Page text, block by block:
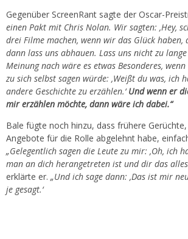
Gegenüber ScreenRant sagte der Oscar-
einen Pakt mit Chris Nolan. Wir sagten: ‚Hey,
drei Filme machen, wenn wir das Glück haben,
dann lass uns abhauen. Lass uns nicht zu
Meinung nach wäre es etwas Besonderes,
zu sich selbst sagen würde: ‚Weißt du was, ich
andere Geschichte zu erzählen.‘Und wenn er
mir erzählen möchte, dann wäre ich dabei.“
Bale fügte noch hinzu, dass frühere
Angebote für die Rolle abgelehnt habe,
„Gelegentlich sagen die Leute zu mir: ‚Oh, ich
man an dich herangetreten ist und dir das
erklärte er. „Und ich sage dann: ‚Das ist mir
je gesagt.‘